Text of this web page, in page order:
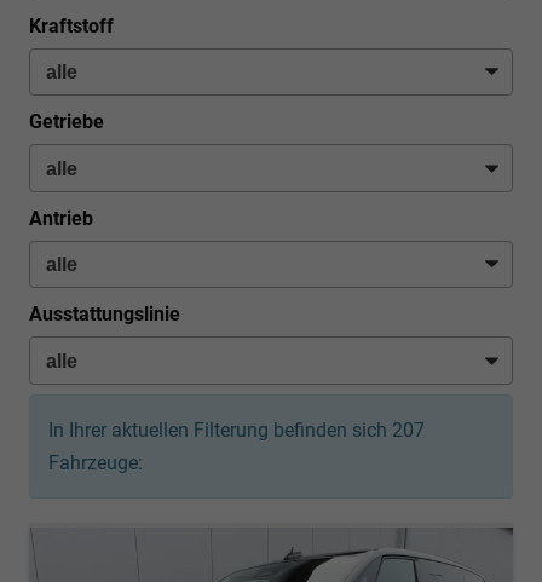
Kraftstoff
Getriebe
Antrieb
Ausstattungslinie
In Ihrer aktuellen Filterung befinden sich 207
Fahrzeuge: